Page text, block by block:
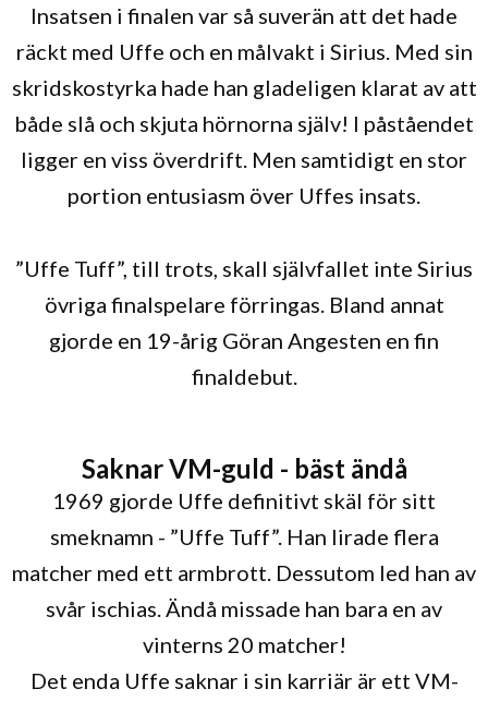
Insatsen i finalen var så suverän att det hade
räckt med Uffe och en målvakt i Sirius. Med sin
skridskostyrka hade han gladeligen klarat av att
både slå och skjuta hörnorna själv! I påståendet
ligger en viss överdrift. Men samtidigt en stor
portion entusiasm över Uffes insats.
”Uffe Tuff”, till trots, skall självfallet inte Sirius
övriga finalspelare förringas. Bland annat
gjorde en 19-årig Göran Angesten en fin
finaldebut.
Saknar VM-guld - bäst ändå
1969 gjorde Uffe definitivt skäl för sitt
smeknamn - ”Uffe Tuff”. Han lirade flera
matcher med ett armbrott. Dessutom led han av
svår ischias. Ändå missade han bara en av
vinterns 20 matcher!
Det enda Uffe saknar i sin karriär är ett VM-